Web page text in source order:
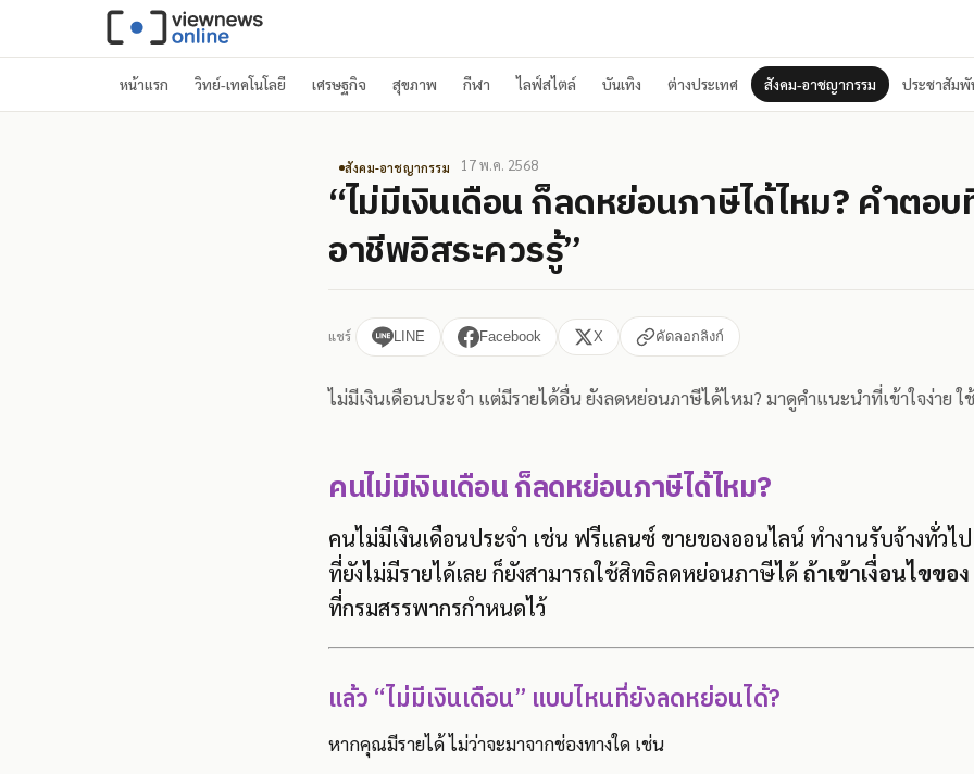
หน้าแรก วิทย์-เทคโนโลยี เศรษฐกิจ สุขภาพ กีฬา ไลฟ์สไตล์ บันเทิง ต่างประเทศ สังคม-อาชญากรรม ประชาสัมพั
สังคม-อาชญากรรม 17 พ.ค. 2568
“ไม่มีเงินเดือน ก็ลดหย่อนภาษีได้ไหม? คำตอ
อาชีพอิสระควรรู้”
แชร์ LINE Facebook X คัดลอกลิงก์
ไม่มีเงินเดือนประจำ แต่มีรายได้อื่น ยังลดหย่อนภาษีได้ไหม? มาดูคำแนะนำที่เข้าใจง่าย ใ
คนไม่มีเงินเดือน ก็ลดหย่อนภาษีได้ไหม?
คนไม่มีเงินเดือนประจำ เช่น ฟรีแลนซ์ ขายของออนไลน์ ทำงานรับจ้างทั่วไ
ที่ยังไม่มีรายได้เลย ก็ยังสามารถใช้สิทธิลดหย่อนภาษีได้ถ้าเข้าเงื่อนไขขอ
ที่กรมสรรพากรกำหนดไว้
แล้ว “ไม่มีเงินเดือน” แบบไหนที่ยังลดหย่อนได้?
หากคุณมีรายได้ ไม่ว่าจะมาจากช่องทางใด เช่น